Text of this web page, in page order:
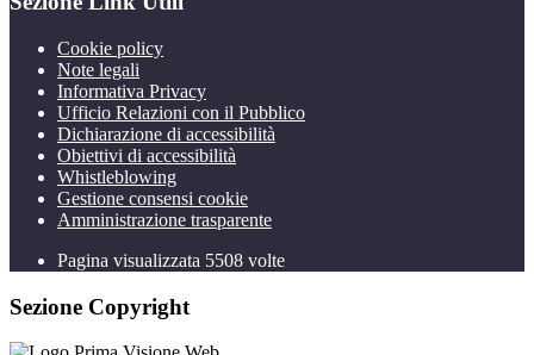
Cookie policy
Note legali
Informativa Privacy
Ufficio Relazioni con il Pubblico
Dichiarazione di accessibilità
Obiettivi di accessibilità
Whistleblowing
Gestione consensi cookie
Amministrazione trasparente
Pagina visualizzata 5508 volte
Sezione Copyright